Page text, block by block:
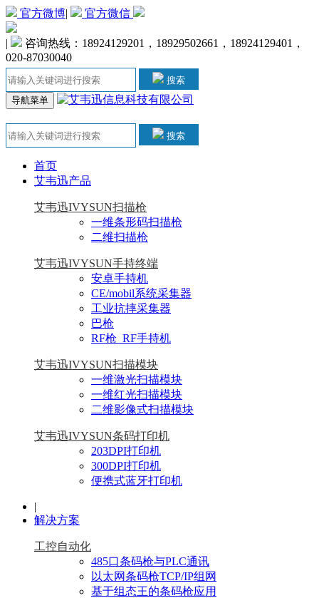
官方微博| 官方微信
|
咨询热线：18924129201，18929502661，18924129401，
020-87030040
搜索
导航菜单
搜索
首页
艾韦迅产品
艾韦迅IVYSUN扫描枪
一维条形码扫描枪
二维扫描枪
艾韦迅IVYSUN手持终端
安卓手持机
CE/mobil系统采集器
工业抗摔采集器
巴枪
RF枪_RF手持机
艾韦迅IVYSUN扫描模块
一维激光扫描模块
一维红光扫描模块
二维影像式扫描模块
艾韦迅IVYSUN条码打印机
203DPI打印机
300DPI打印机
便携式蓝牙打印机
|
解决方案
工控自动化
485口条码枪与PLC通讯
以太网条码枪TCP/IP组网
基于组态王的条码枪应用